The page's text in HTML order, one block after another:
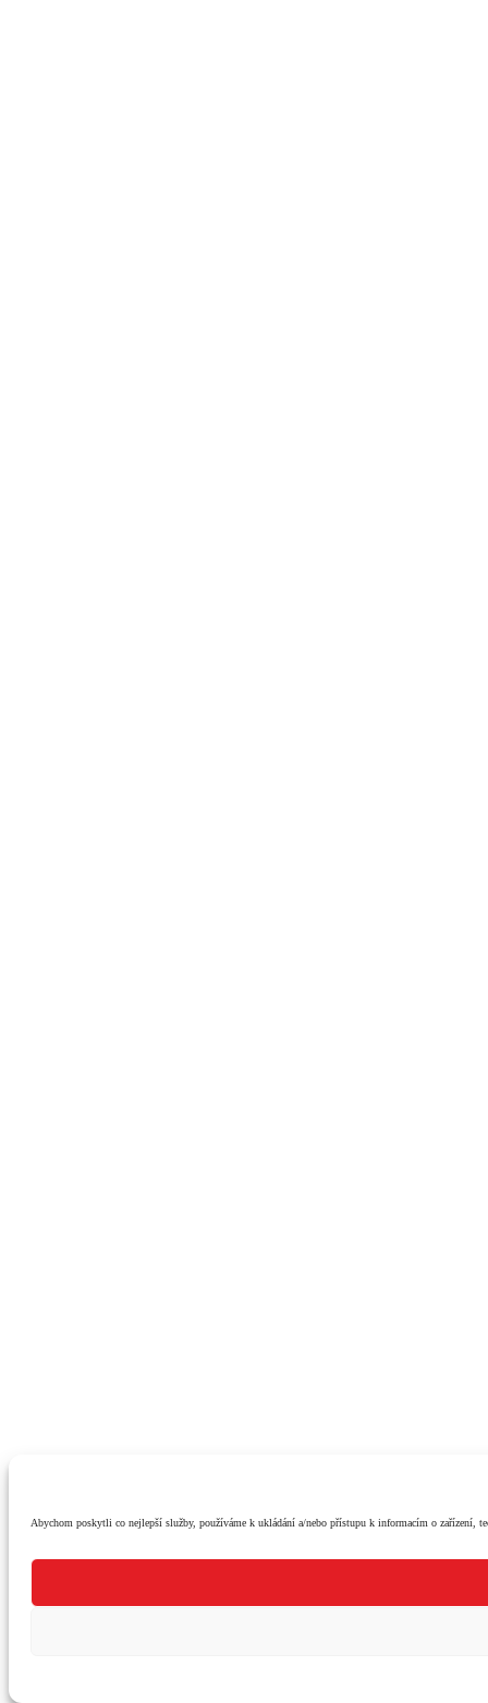
Abychom poskytli co nejlepší služby, používáme k ukládání a/nebo přístupu k informacím o zařízení,